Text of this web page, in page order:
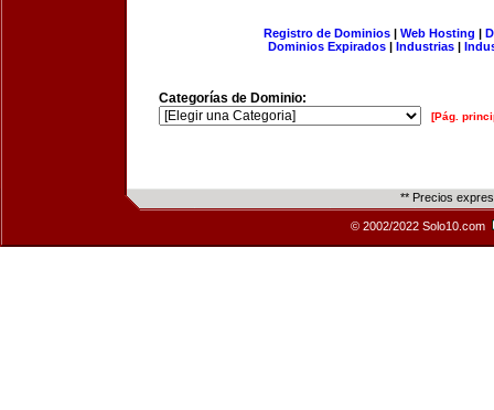
Registro de Dominios| Web Hosting |
Dominios Expirados | Industrias |
Categorías de Dominio:
[Pág.
** Precios
© 2002/2022 Solo10.com